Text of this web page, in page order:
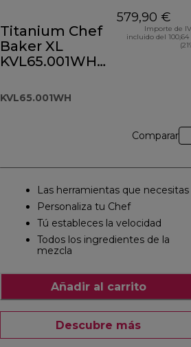
Titanium Chef
Baker XL
KVL65.001WH
KVL65.001WH
579,90 €
Importe de
incluido del
Comparar
Las herramientas que necesitas
Personaliza tu Chef
Tú estableces la velocidad
Todos los ingredientes de la
mezcla
Añadir al carrito
Descubre más